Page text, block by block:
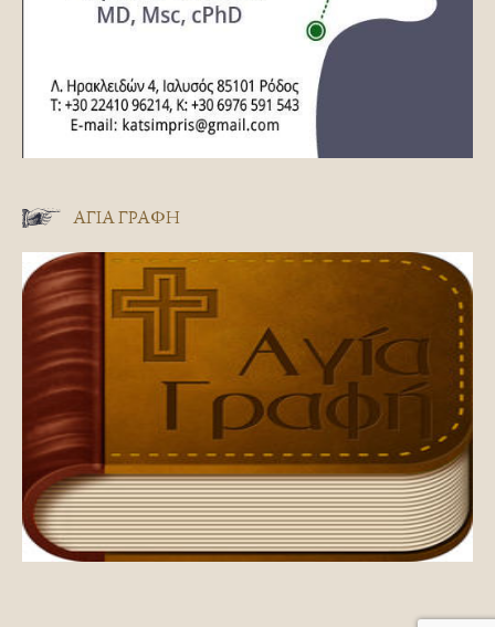
ΑΓΊΑ ΓΡΑΦΉ